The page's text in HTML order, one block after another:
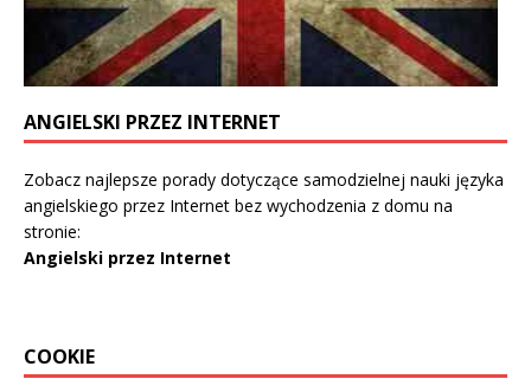
ANGIELSKI PRZEZ INTERNET
Zobacz najlepsze porady dotyczące samodzielnej nauki języka
angielskiego przez Internet bez wychodzenia z domu na
stronie:
Angielski przez Internet
COOKIE